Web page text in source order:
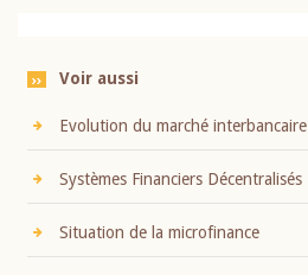
Voir aussi
Evolution du marché interbancaire
Systèmes Financiers Décentralisés
Situation de la microfinance